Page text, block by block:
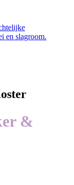
en slagroom.
&